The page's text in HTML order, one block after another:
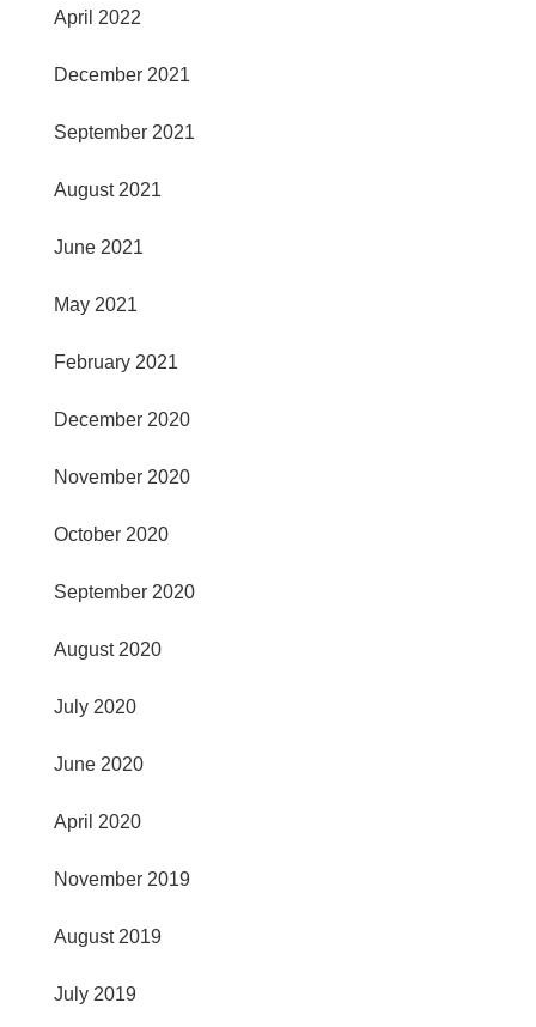
April 2022
December 2021
September 2021
August 2021
June 2021
May 2021
February 2021
December 2020
November 2020
October 2020
September 2020
August 2020
July 2020
June 2020
April 2020
November 2019
August 2019
July 2019